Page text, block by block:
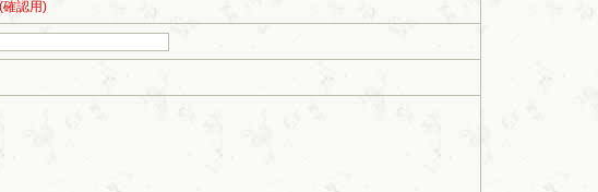
(確認用)